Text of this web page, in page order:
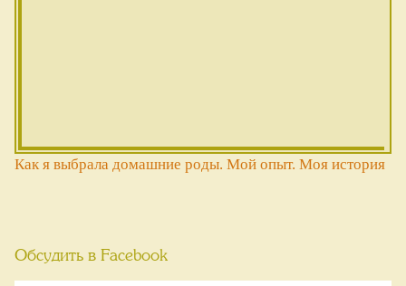
Как я выбрала домашние роды. Мой опыт. Моя история
Обсудить в Facebook